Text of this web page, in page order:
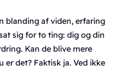
blanding af viden, erfaring
sig for to ting: dig og din
Kan de blive mere
er det? Faktisk ja. Ved ikke